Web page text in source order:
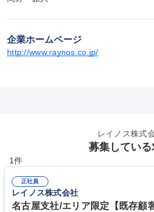
企業ホームページ
http://www.raynos.co.jp/
レイノス株式
募集している
1件
正社員
レイノス株式会社
名古屋支社/エリア限定【既存顧